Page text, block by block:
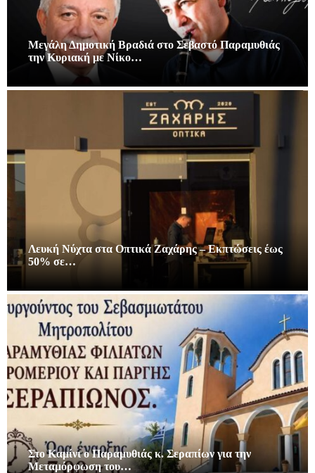
Μεγάλη Δημοτική Βραδιά στο Σεβαστό Παραμυθιάς
την Κυριακή με Νίκο…
Λευκή Νύχτα στα Οπτικά Ζαχάρης – Εκπτώσεις έως
50% σε…
Στο Καμίνι ο Παραμυθιάς κ. Σεραπίων για την
Μεταμόρφωση του…